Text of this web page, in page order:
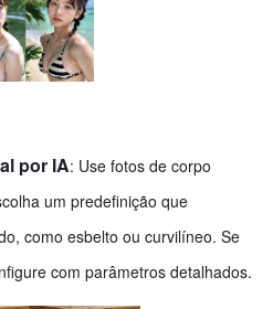
por IA: Use fotos de corpo
um predefinição que
como esbelto ou curvilíneo. Se
com parâmetros detalhados.